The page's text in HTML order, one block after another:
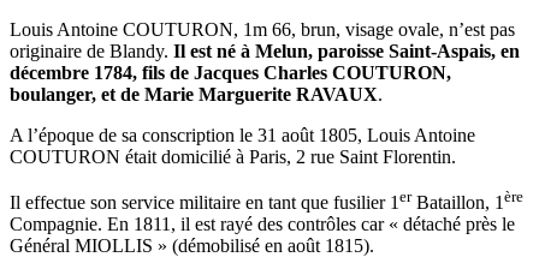
Louis Antoine COUTURON, 1m 66, brun, visage ovale, n’est pas
originaire de Blandy. Il est né à Melun, paroisse Saint-Aspais, en
décembre 1784, fils de Jacques Charles COUTURON,
boulanger, et de Marie Marguerite RAVAUX.
A l’époque de sa conscription le 31 août 1805, Louis Antoine
COUTURON était domicilié à Paris, 2 rue Saint Florentin.
Il effectue son service militaire en tant que fusilier 1 erBataillon, 1 ère
Compagnie. En 1811, il est rayé des contrôles car « détaché près le
Général MIOLLIS » (démobilisé en août 1815).